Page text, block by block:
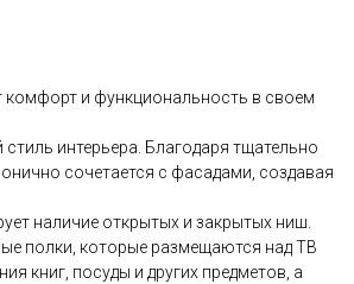
комфорт и функциональность в своем
интерьера. Благодаря тщательно
сочетается с фасадами, создавая
наличие открытых и закрытых ниш.
полки, которые размещаются над ТВ
книг, посуды и других предметов, а